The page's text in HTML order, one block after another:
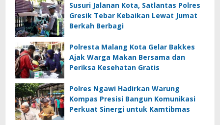
Susuri Jalanan Kota, Satlantas Polres
Gresik Tebar Kebaikan Lewat Jumat
Berkah Berbagi
Polresta Malang Kota Gelar Bakkes
Ajak Warga Makan Bersama dan
Periksa Kesehatan Gratis
Polres Ngawi Hadirkan Warung
Kompas Presisi Bangun Komunikasi
Perkuat Sinergi untuk Kamtibmas